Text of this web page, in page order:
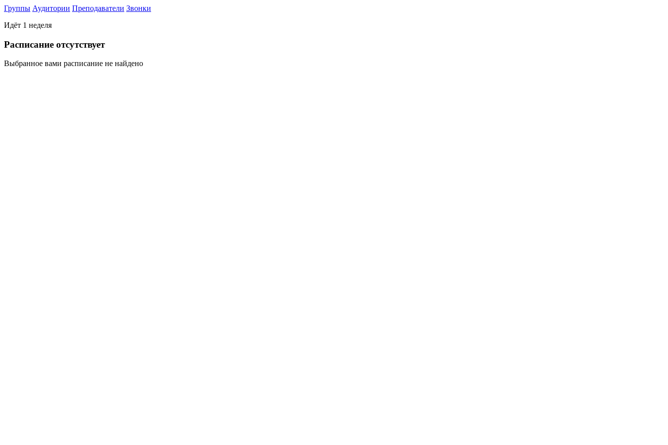
Группы Аудитории Преподаватели Звонки
Идёт 1 неделя
Раcписание отсутствует
Выбранное вами расписание не найдено